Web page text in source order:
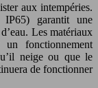
aux intempéries.
garantit une
Les matériaux
fonctionnement
neige ou que le
de fonctionner